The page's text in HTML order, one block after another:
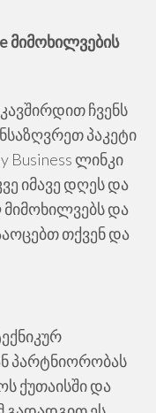
მიმოხილვების
ჩვენს
პაკეტი
Business ლინკი
იმავე დღეს და
და
თქვენ და
პარტნიორობას
ქუთაისში და